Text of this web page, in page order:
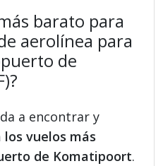
barato para
aerolínea para
de
a encontrar y
vuelos más
de Komatipoort.